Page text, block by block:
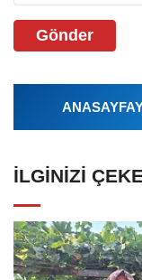
Gönder
İLGINIZI